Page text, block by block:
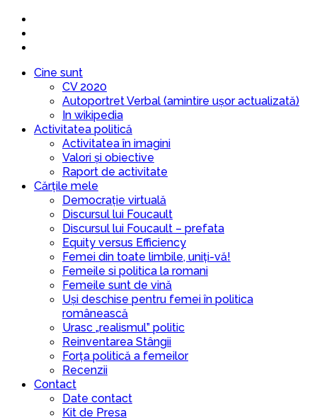
Cine sunt
CV 2020
Autoportret Verbal (amintire ușor actualizată)
In wikipedia
Activitatea politică
Activitatea în imagini
Valori și obiective
Raport de activitate
Cărțile mele
Democrație virtuală
Discursul lui Foucault
Discursul lui Foucault – prefata
Equity versus Efficiency
Femei din toate limbile, uniți-vă!
Femeile si politica la romani
Femeile sunt de vină
Uși deschise pentru femei în politica
românească
Urasc „realismul” politic
Reinventarea Stângii
Forța politică a femeilor
Recenzii
Contact
Date contact
Kit de Presa